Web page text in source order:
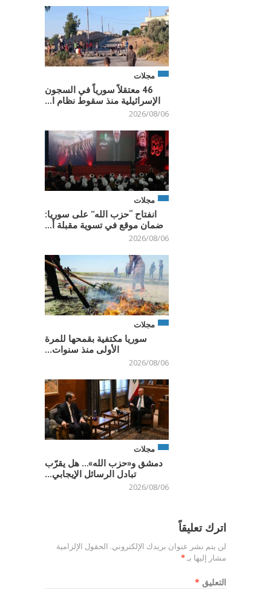
مجلات
46 معتقلاً سورياً في السجون
الإسرائيلية منذ سقوط نظام ا...
2026/08/06
مجلات
انفتاح “حزب الله” على سوريا:
ضمان موقع في تسوية مقبلة أ...
2026/08/06
مجلات
سوريا مكتفية بقمحها للمرة
الأولى منذ سنوات...
2026/08/06
مجلات
دمشق و«حزب الله»… هل يقرّب
تبادل الرسائل الإيجابي...
2026/08/06
اترك تعليقاً
لن يتم نشر عنوان بريدك الإلكتروني. الحقول الإلزامية
مشار إليها بـ*
التعليق *